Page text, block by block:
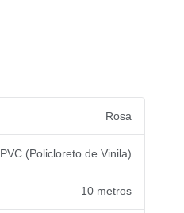
Rosa
PVC (Policloreto de Vinila)
10 metros